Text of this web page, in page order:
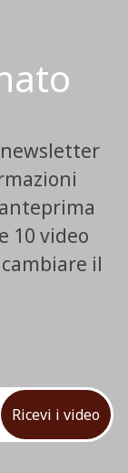
10 video
il
Ricevi i video